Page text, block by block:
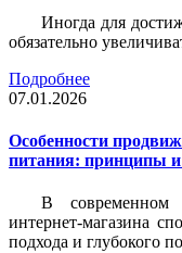
Иногда для
обязательно
Подробнее
07.01.2026
Особенности
питания: принципы
В современном
интернет-магазина
подхода и глубокого